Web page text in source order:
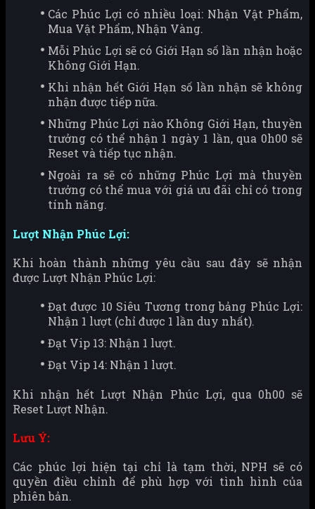
Các Phúc Lợi có nhiều loại: Nhận Vật Phẩm,
Mua Vật Phẩm, Nhận Vàng.
Mỗi Phúc Lợi sẽ có Giới Hạn số lần nhận hoặc
Không Giới Hạn.
Khi nhận hết Giới Hạn số lần nhận sẽ không
nhận được tiếp nữa.
Những Phúc Lợi nào Không Giới Hạn, thuyền
trưởng có thể nhận 1 ngày 1 lần, qua 0h00 sẽ
Reset và tiếp tục nhận.
Ngoài ra sẽ có những Phúc Lợi mà thuyền
trưởng có thể mua với giá ưu đãi chỉ có trong
tính năng.
Lượt Nhận Phúc Lợi:
Khi hoàn thành những yêu cầu sau đây sẽ nhận
được Lượt Nhận Phúc Lợi:
Đạt được 10 Siêu Tương trong bảng Phúc Lợi:
Nhận 1 lượt (chỉ được 1 lần duy nhất).
Đạt Vip 13: Nhận 1 lượt.
Đạt Vip 14: Nhận 1 lượt.
Khi nhận hết Lượt Nhận Phúc Lợi, qua 0h00 sẽ
Reset Lượt Nhận.
Lưu Ý:
Các phúc lợi hiện tại chỉ là tạm thời, NPH sẽ có
quyền điều chỉnh để phù hợp với tình hình của
phiên bản.